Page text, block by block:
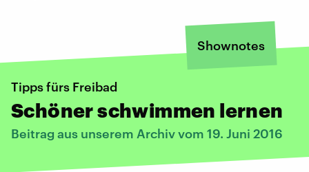
Shownotes
Tipps fürs Freibad
Schöner schwimmen lernen
Beitrag aus unserem Archiv vom 19. Juni 2016